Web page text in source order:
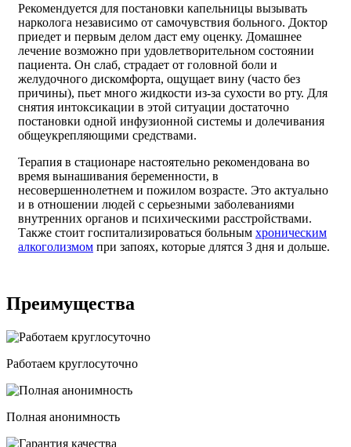
Рекомендуется для постановки капельницы вызывать
нарколога независимо от самочувствия больного. Доктор
приедет и первым делом даст ему оценку. Домашнее
лечение возможно при удовлетворительном состоянии
пациента. Он слаб, страдает от головной боли и
желудочного дискомфорта, ощущает вину (часто без
причины), пьет много жидкости из-за сухости во рту. Для
снятия интоксикации в этой ситуации достаточно
постановки одной инфузионной системы и долечивания
общеукрепляющими средствами.
Терапия в стационаре настоятельно рекомендована во
время вынашивания беременности, в
несовершеннолетнем и пожилом возрасте. Это актуально
и в отношении людей с серьезными заболеваниями
внутренних органов и психическими расстройствами.
Также стоит госпитализироваться больным хроническим
алкоголизмом при запоях, которые длятся 3 дня и дольше.
Преимущества
Работаем круглосуточно
Полная анонимность